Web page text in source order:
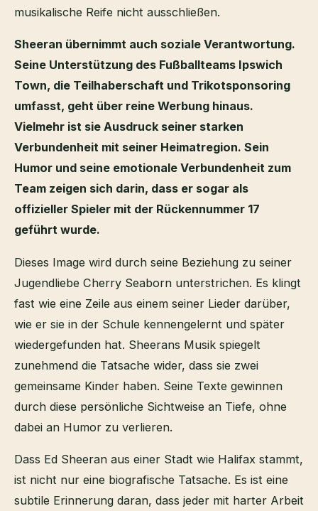
musikalische Reife nicht ausschließen.
Sheeran übernimmt auch soziale Verantwortung.
Seine Unterstützung des Fußballteams Ipswich
Town, die Teilhaberschaft und Trikotsponsoring
umfasst, geht über reine Werbung hinaus.
Vielmehr ist sie Ausdruck seiner starken
Verbundenheit mit seiner Heimatregion. Sein
Humor und seine emotionale Verbundenheit zum
Team zeigen sich darin, dass er sogar als
offizieller Spieler mit der Rückennummer 17
geführt wurde.
Dieses Image wird durch seine Beziehung zu seiner
Jugendliebe Cherry Seaborn unterstrichen. Es klingt
fast wie eine Zeile aus einem seiner Lieder darüber,
wie er sie in der Schule kennengelernt und später
wiedergefunden hat. Sheerans Musik spiegelt
zunehmend die Tatsache wider, dass sie zwei
gemeinsame Kinder haben. Seine Texte gewinnen
durch diese persönliche Sichtweise an Tiefe, ohne
dabei an Humor zu verlieren.
Dass Ed Sheeran aus einer Stadt wie Halifax stammt,
ist nicht nur eine biografische Tatsache. Es ist eine
subtile Erinnerung daran, dass jeder mit harter Arbeit